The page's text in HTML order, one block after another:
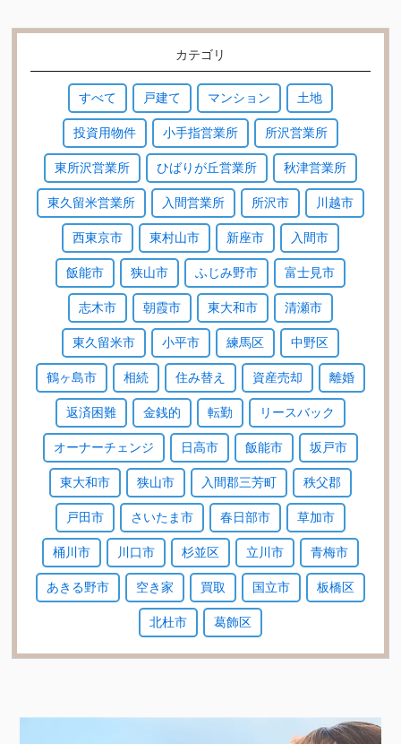
カテゴリ
すべて 戸建て マンション 土地
投資用物件 小手指営業所 所沢営業所
東所沢営業所 ひばりが丘営業所 秋津営業所
東久留米営業所 入間営業所 所沢市 川越市
西東京市 東村山市 新座市 入間市
飯能市 狭山市 ふじみ野市 富士見市
志木市 朝霞市 東大和市 清瀬市
東久留米市 小平市 練馬区 中野区
鶴ヶ島市 相続 住み替え 資産売却 離婚
返済困難 金銭的 転勤 リースバック
オーナーチェンジ 日高市 飯能市 坂戸市
東大和市 狭山市 入間郡三芳町 秩父郡
戸田市 さいたま市 春日部市 草加市
桶川市 川口市 杉並区 立川市 青梅市
あきる野市 空き家 買取 国立市 板橋区
北杜市 葛飾区